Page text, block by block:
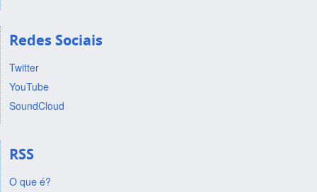
Redes Sociais
Twitter
YouTube
SoundCloud
RSS
O que é?